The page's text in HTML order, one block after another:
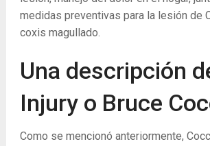
medidas preventivas para la lesión de
coxis magullado.
Una descripción
Injury o Bruce
Como se mencionó anteriormente,